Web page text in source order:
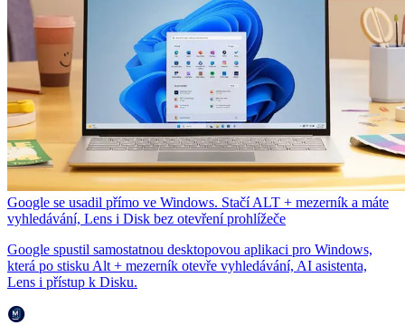
Google se usadil přímo ve Windows. Stačí ALT + mezerník a máte
vyhledávání, Lens i Disk bez otevření prohlížeče
Google spustil samostatnou desktopovou aplikaci pro Windows,
která po stisku Alt + mezerník otevře vyhledávání, AI asistenta,
Lens i přístup k Disku.